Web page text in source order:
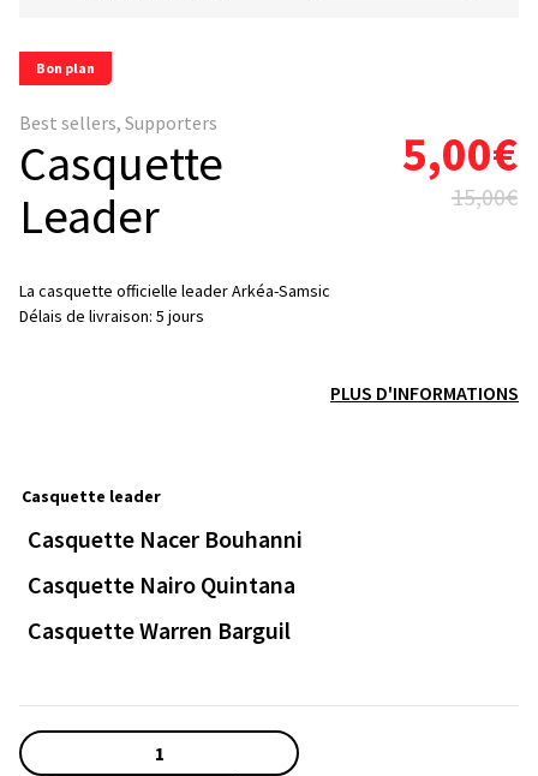
Bon plan
Best sellers, Supporters
Casquette
Leader
15,00€
5,00€
La casquette officielle leader Arkéa-Samsic
Délais de livraison: 5 jours
PLUS D'INFORMATIONS
Casquette leader
Casquette Nacer Bouhanni
Casquette Nairo Quintana
Casquette Warren Barguil
quantité
de